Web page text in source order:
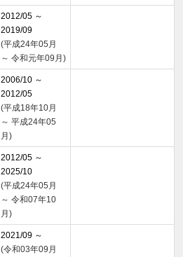
2012/05 ～
2019/09
(平成24年05月
～ 令和元年09月)
2006/10 ～
2012/05
(平成18年10月
～ 平成24年05
月)
2012/05 ～
2025/10
(平成24年05月
～ 令和07年10
月)
2021/09 ～
(令和03年09月